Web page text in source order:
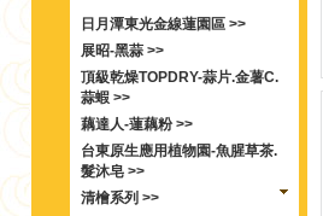
日月潭東光金線蓮園區 >>
展昭-黑蒜 >>
頂級乾燥TOPDRY-蒜片.金薯C.
蒜蝦 >>
藕達人-蓮藕粉 >>
台東原生應用植物園-魚腥草茶.
髮沐皂 >>
清檜系列 >>